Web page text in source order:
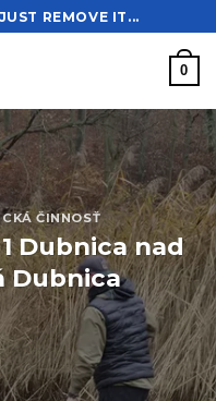
REMOVE IT...
0
ČINNOSŤ
Dubnica nad
Dubnica